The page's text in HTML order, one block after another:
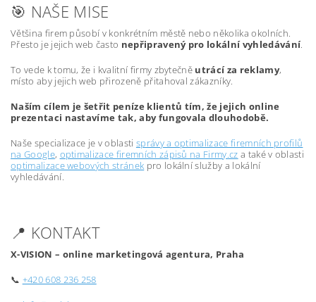
🎯 NAŠE MISE
Většina firem působí v konkrétním městě nebo několika okolních.
Přesto je jejich web často nepřipravený pro lokální vyhledávání.
To vede k tomu, že i kvalitní firmy zbytečně utrácí za reklamy,
místo aby jejich web přirozeně přitahoval zákazníky.
Naším cílem je šetřit peníze klientů tím, že jejich online
prezentaci nastavíme tak, aby fungovala dlouhodobě.
Naše specializace je v oblasti správy a optimalizace firemních profilů
na Google, optimalizace firemních zápisů na Firmy.cz a také v oblasti
optimalizace webových stránek pro lokální služby a lokální
vyhledávání.
📍 KONTAKT
X-VISION – online marketingová agentura, Praha
📞 +420 608 236 258